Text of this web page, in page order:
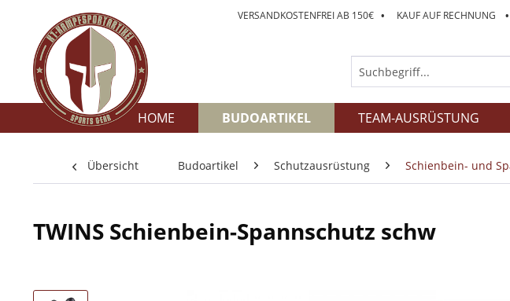
VERSANDKOSTENFREI AB 150€ • KAUF AUF RECHNUNG •
HOME BUDOARTIKEL TEAM-AUSRÜSTUNG
Übersicht Budoartikel Schutzausrüstung Schienbein- und
TWINS Schienbein-Spannschutz schw